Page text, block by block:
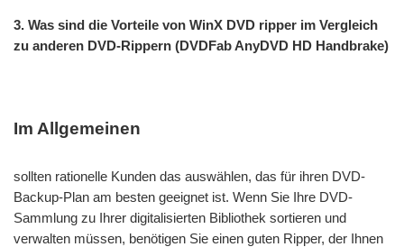
3. Was sind die Vorteile von WinX DVD ripper im Vergleich
zu anderen DVD-Rippern (DVDFab AnyDVD HD Handbrake)
Im Allgemeinen
sollten rationelle Kunden das auswählen, das für ihren DVD-
Backup-Plan am besten geeignet ist. Wenn Sie Ihre DVD-
Sammlung zu Ihrer digitalisierten Bibliothek sortieren und
verwalten müssen, benötigen Sie einen guten Ripper, der Ihnen